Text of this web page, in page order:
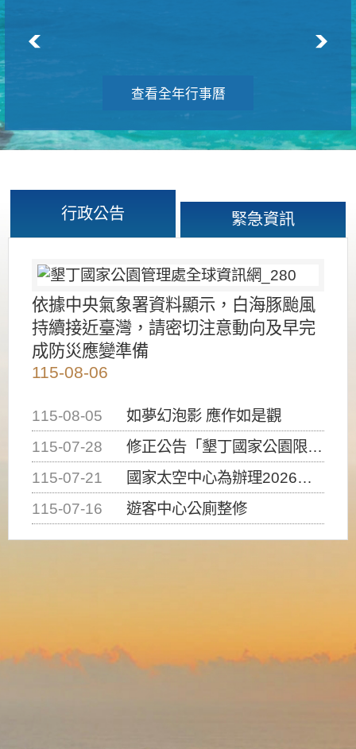
查看全年行事曆
行政公告 緊急資訊
依據中央氣象署資料顯示，白海豚颱風
持續接近臺灣，請密切注意動向及早完
成防災應變準備
115-08-06
115-08-05
如夢幻泡影 應作如是觀
115-07-28
修正公告「墾丁國家公園限制水域遊憩活動之種類、範圍、時間及行為」，自即日生效。
115-07-21
國家太空中心為辦理2026台灣盃火箭競賽，陸、海、空域警戒及協調相關事宜，因颱風備案事宜
115-07-16
遊客中心公廁整修